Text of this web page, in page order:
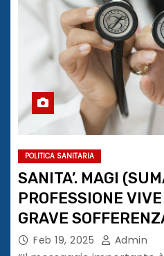
POLITICA SANITARIA
SANITA’. MAGI
PROFESSIONE
GRAVE
Feb 19, 2025 Admin